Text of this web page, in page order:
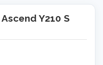
Y210 S